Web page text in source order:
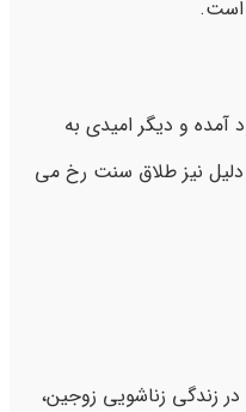
است.
و دیگر امیدی به
نیز طلاق سنت رخ می
زندگی زناشویی زوجین،